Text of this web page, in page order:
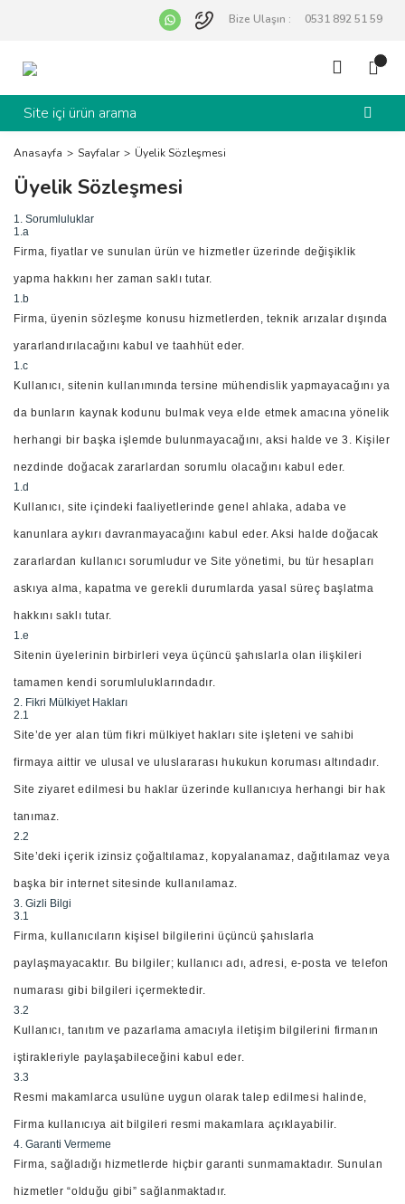
Bize Ulaşın : 0531 892 51 59
Anasayfa Sayfalar Üyelik Sözleşmesi
Üyelik Sözleşmesi
1. Sorumluluklar
1.a
Firma, fiyatlar ve sunulan ürün ve hizmetler üzerinde değişiklik
yapma hakkını her zaman saklı tutar.
1.b
Firma, üyenin sözleşme konusu hizmetlerden, teknik arızalar dışında
yararlandırılacağını kabul ve taahhüt eder.
1.c
Kullanıcı, sitenin kullanımında tersine mühendislik yapmayacağını ya
da bunların kaynak kodunu bulmak veya elde etmek amacına yönelik
herhangi bir başka işlemde bulunmayacağını, aksi halde ve 3. Kişiler
nezdinde doğacak zararlardan sorumlu olacağını kabul eder.
1.d
Kullanıcı, site içindeki faaliyetlerinde genel ahlaka, adaba ve
kanunlara aykırı davranmayacağını kabul eder. Aksi halde doğacak
zararlardan kullanıcı sorumludur ve Site yönetimi, bu tür hesapları
askıya alma, kapatma ve gerekli durumlarda yasal süreç başlatma
hakkını saklı tutar.
1.e
Sitenin üyelerinin birbirleri veya üçüncü şahıslarla olan ilişkileri
tamamen kendi sorumluluklarındadır.
2. Fikri Mülkiyet Hakları
2.1
Site’de yer alan tüm fikri mülkiyet hakları site işleteni ve sahibi
firmaya aittir ve ulusal ve uluslararası hukukun koruması altındadır.
Site ziyaret edilmesi bu haklar üzerinde kullanıcıya herhangi bir hak
tanımaz.
2.2
Site’deki içerik izinsiz çoğaltılamaz, kopyalanamaz, dağıtılamaz veya
başka bir internet sitesinde kullanılamaz.
3. Gizli Bilgi
3.1
Firma, kullanıcıların kişisel bilgilerini üçüncü şahıslarla
paylaşmayacaktır. Bu bilgiler; kullanıcı adı, adresi, e-posta ve telefon
numarası gibi bilgileri içermektedir.
3.2
Kullanıcı, tanıtım ve pazarlama amacıyla iletişim bilgilerini firmanın
iştirakleriyle paylaşabileceğini kabul eder.
3.3
Resmi makamlarca usulüne uygun olarak talep edilmesi halinde,
Firma kullanıcıya ait bilgileri resmi makamlara açıklayabilir.
4. Garanti Vermeme
Firma, sağladığı hizmetlerde hiçbir garanti sunmamaktadır. Sunulan
hizmetler “olduğu gibi” sağlanmaktadır.